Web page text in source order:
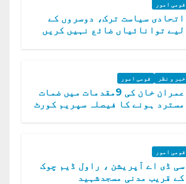
قومی امور
اتحادی سیاست ترک، دوسروں کے
لیے توانائیاں ضائع نہیں کریں
خبر و نظر قومی امور
عمران خان کی 9مقدمات میں ضمات
مسترد ہونے کا فیصلہ سپریم کورٹ
قومی امور
سی ڈی اے آپریشن ، راول ڈیم چوک
کے قریب مدنی مسجدشہید